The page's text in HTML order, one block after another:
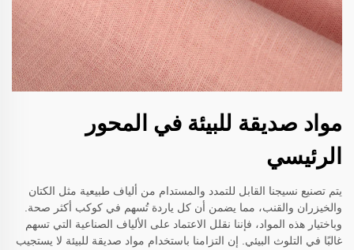
مواد صديقة للبيئة في المحور
الرئيسي
يتم تصنيع نسيجنا القابل للتمدد والمستدام من ألياف طبيعية مثل الكتان
والخيزران والقنب، مما يضمن أن كل ياردة تُسهم في كوكب أكثر صحة.
وباختيار هذه المواد، فإننا نقلل الاعتماد على الألياف الصناعية التي تسهم
غالبًا في التلوث البيئي. إن التزامنا باستخدام مواد صديقة للبيئة لا يستجيب